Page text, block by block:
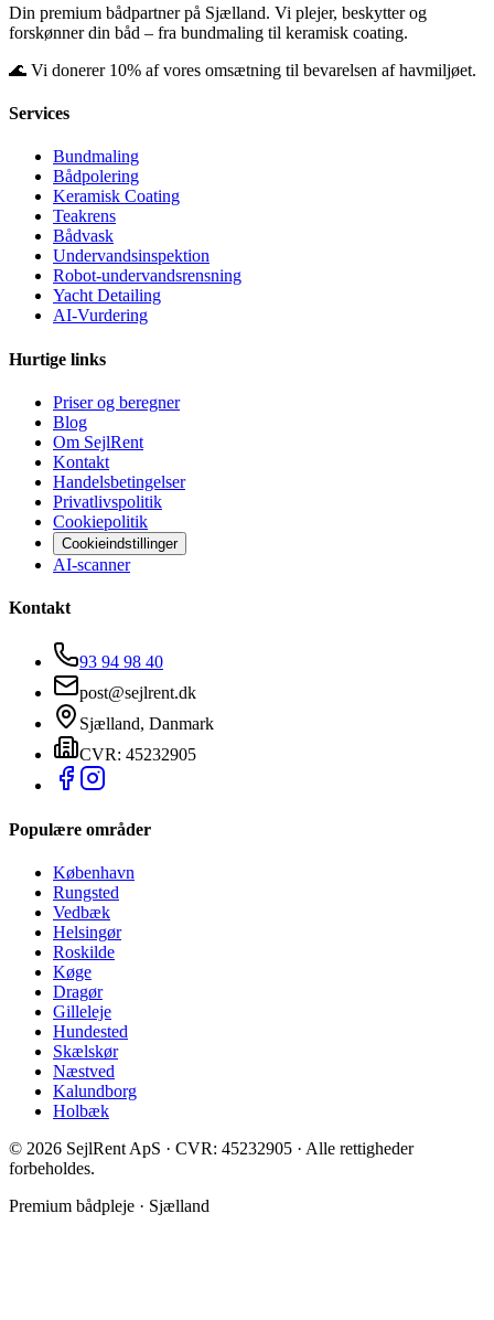
Din premium bådpartner på Sjælland. Vi plejer, beskytter og
forskønner din båd – fra bundmaling til keramisk coating.
🌊 Vi donerer 10% af vores omsætning til bevarelsen af havmiljøet.
Services
Bundmaling
Bådpolering
Keramisk Coating
Teakrens
Bådvask
Undervandsinspektion
Robot-undervandsrensning
Yacht Detailing
AI-Vurdering
Hurtige links
Priser og beregner
Blog
Om SejlRent
Kontakt
Handelsbetingelser
Privatlivspolitik
Cookiepolitik
Cookieindstillinger
AI-scanner
Kontakt
93 94 98 40
post@sejlrent.dk
Sjælland, Danmark
CVR: 45232905
Populære områder
København
Rungsted
Vedbæk
Helsingør
Roskilde
Køge
Dragør
Gilleleje
Hundested
Skælskør
Næstved
Kalundborg
Holbæk
© 2026 SejlRent ApS · CVR: 45232905 · Alle rettigheder
forbeholdes.
Premium bådpleje · Sjælland